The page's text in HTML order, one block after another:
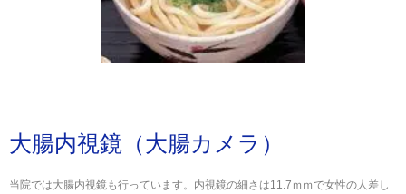
大腸内視鏡（大腸カメラ）
当院では大腸内視鏡も行っています。内視鏡の細さは11.7ｍｍで女性の人差し